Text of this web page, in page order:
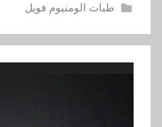
طبات الومنيوم فويل